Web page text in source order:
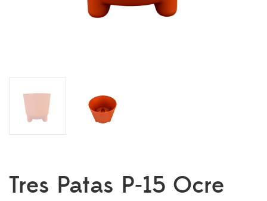
Tres Patas P-15 Ocre